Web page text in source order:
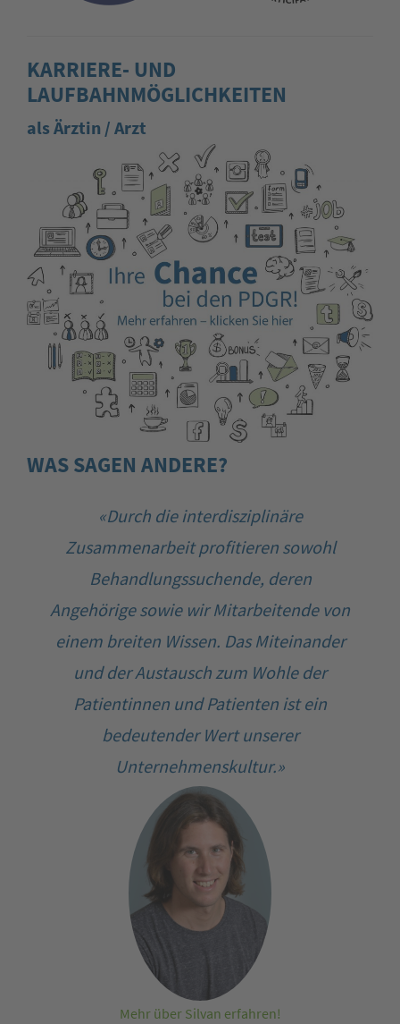
KARRIERE- UND
LAUFBAHNMÖGLICHKEITEN
als Ärztin / Arzt
WAS SAGEN ANDERE?
«Durch die interdisziplinäre
Zusammenarbeit profitieren sowohl
Behandlungssuchende, deren
Angehörige sowie wir Mitarbeitende von
einem breiten Wissen. Das Miteinander
und der Austausch zum Wohle der
Patientinnen und Patienten ist ein
bedeutender Wert unserer
Unternehmenskultur.»
Mehr über Silvan erfahren!